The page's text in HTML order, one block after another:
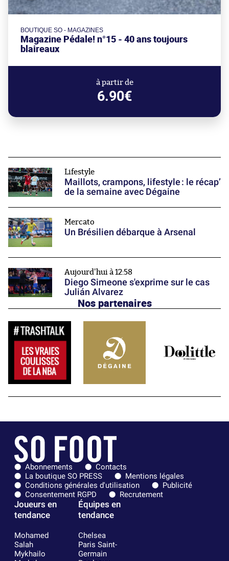
BOUTIQUE SO - MAGAZINES
Magazine Pédale! n°15 - 40 ans toujours
blaireaux
à partir de
6.90€
Lifestyle
Maillots, crampons, lifestyle : le récap’
de la semaine avec Dégaine
Mercato
Un Brésilien débarque à Arsenal
Aujourd'hui à 12:58
Diego Simeone s'exprime sur le cas
Julián Alvarez
Nos partenaires
Abonnements
Contacts
La boutique SO PRESS
Mentions légales
Conditions générales d'utilisation
Publicité
Consentement RGPD
Recrutement
Joueurs en
tendance
Mohamed
Salah
Mykhailo
Équipes en
tendance
Chelsea
Paris Saint-
Germain